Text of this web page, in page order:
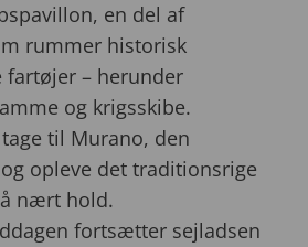
en del af
rummer historisk
fartøjer – herunder
og krigsskibe.
til Murano, den
opleve det traditionsrige
nært hold.
fortsætter sejladsen